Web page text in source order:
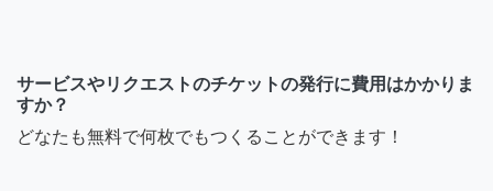
サービスやリクエストのチケットの発行に費用はかかりま
すか？
どなたも無料で何枚でもつくることができます！